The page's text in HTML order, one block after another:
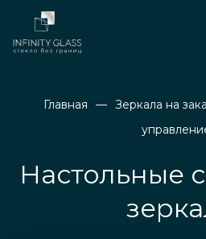
Главная Зеркала на
Настольные